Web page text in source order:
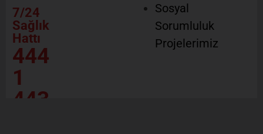
7/24
Sağlık
Hattı
444
1
443
Sosyal
Sorumluluk
Projelerimiz